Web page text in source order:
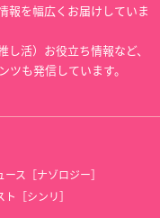
報を幅広くお届けしていま
活）お役立ち情報など、
も発信しています。
ス［ナゾロジー］
［シンリ］